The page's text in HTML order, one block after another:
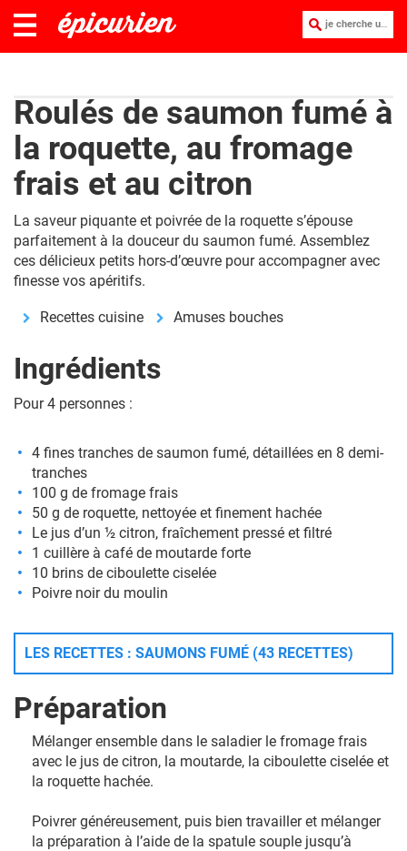
je cherche une recette :
Roulés de saumon fumé à
la roquette, au fromage
frais et au citron
La saveur piquante et poivrée de la roquette s’épouse
parfaitement à la douceur du saumon fumé. Assemblez
ces délicieux petits hors-d’œuvre pour accompagner avec
finesse vos apéritifs.
Recettes cuisine Amuses bouches
Ingrédients
Pour 4 personnes :
4 fines tranches de saumon fumé, détaillées en 8 demi-
tranches
100 g de fromage frais
50 g de roquette, nettoyée et finement hachée
Le jus d’un ½ citron, fraîchement pressé et filtré
1 cuillère à café de moutarde forte
10 brins de ciboulette ciselée
Poivre noir du moulin
LES RECETTES : SAUMONS FUMÉ (43 RECETTES)
Préparation
Mélanger ensemble dans le saladier le fromage frais
avec le jus de citron, la moutarde, la ciboulette ciselée et
la roquette hachée.
Poivrer généreusement, puis bien travailler et mélanger
la préparation à l’aide de la spatule souple jusqu’à